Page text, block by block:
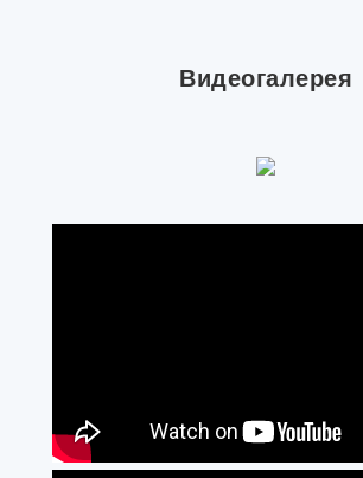
Видеогалерея